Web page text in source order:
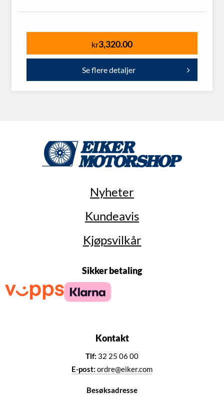
kr3,320.00
Se flere detaljer
Nyheter
Kundeavis
Kjøpsvilkår
Sikker betaling
Kontakt
Tlf: 32 25 06 00
E-post: ordre@eiker.com
Besøksadresse